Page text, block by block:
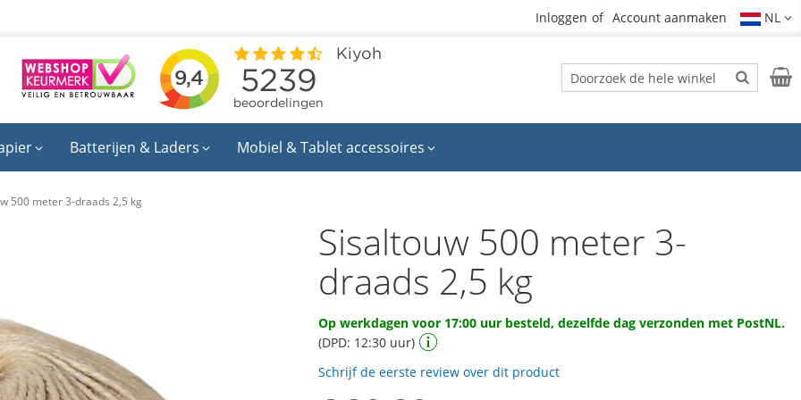
Inloggen Account aanmaken NL
Zoek
Zoek
Batterijen & Laders Mobiel & Tablet accessoires
500 meter 3-draads 2,5 kg
Sisaltouw 500 meter 3-
draads 2,5 kg
Op werkdagen voor 17:00 uur besteld, dezelfde dag verzonden met PostNL.
(DPD: 12:30 uur)
Schrijf de eerste review over dit product